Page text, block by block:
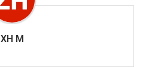
XH M